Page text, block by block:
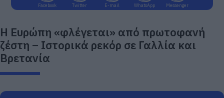
Facebook Twitter E-mail WhatsApp Messenger
Η Ευρώπη «φλέγεται» από πρωτοφανή
ζέστη – Ιστορικά ρεκόρ σε Γαλλία και
Βρετανία